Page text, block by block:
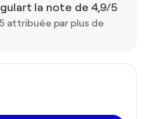
la note de 4,9/5
attribuée par plus de